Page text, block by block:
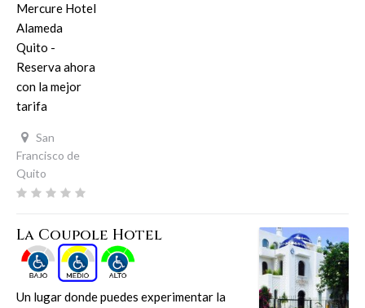
Mercure Hotel
Alameda
Quito -
Reserva ahora
con la mejor
tarifa
San
Francisco de
Quito
La Coupole Hotel
Un lugar donde puedes experimentar la